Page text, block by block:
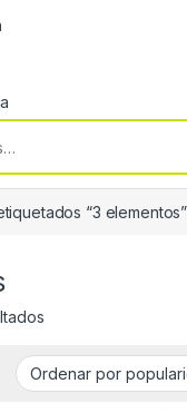
“3 elementos”
Ordenado por